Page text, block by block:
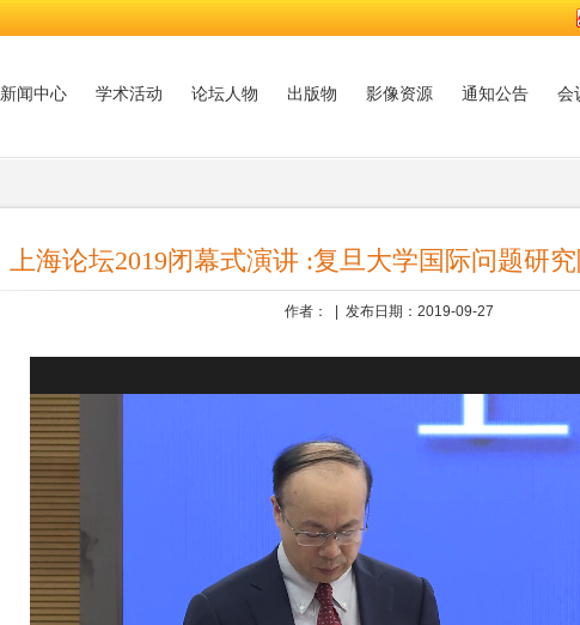
新闻中心 学术活动 论坛人物 出版物 影像资源 通知公告 会
上海论坛2019闭幕式演讲 :复旦大学国际问题研
作者： | 发布日期：2019-09-27